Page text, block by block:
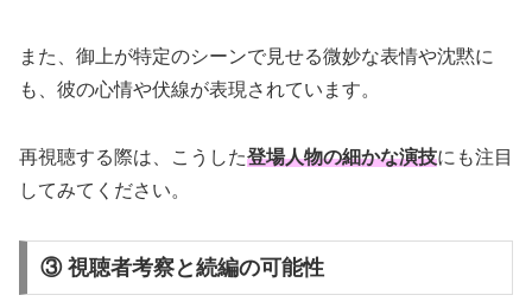
また、御上が特定のシーンで見せる微妙な表情や沈黙に
も、彼の心情や伏線が表現されています。
再視聴する際は、こうした登場人物の細かな演技にも注目
してみてください。
③ 視聴者考察と続編の可能性